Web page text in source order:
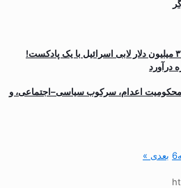
طوفان سوسیالیست‌ها: شکست ۳۲ میلیون دلار لابی اسرائیل با یک پادکست!
درآورد
محکومیت اعدام، سرکوب سیاسی–اجتماعی، و
6 بعدی »